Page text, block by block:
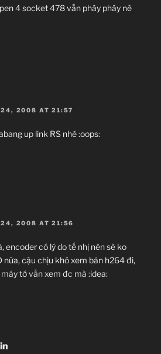
4 socket 478 vẫn phây phây nè
24, 2008 AT 21:57
up link RS nhé :oops:
24, 2008 AT 21:56
encoder có lý do tế nhị nên sẽ ko
nữa, cậu chịu khó xem bản h264 đi,
tớ vẫn xem đc mà :idea: